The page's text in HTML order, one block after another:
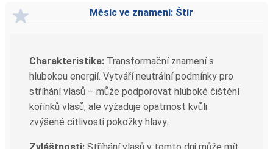
Měsíc ve znamení: Štír
Charakteristika: Transformační znamení s
hlubokou energií. Vytváří neutrální podmínky pro
stříhání vlasů – může podporovat hluboké čištění
kořínků vlasů, ale vyžaduje opatrnost kvůli
zvýšené citlivosti pokožky hlavy.